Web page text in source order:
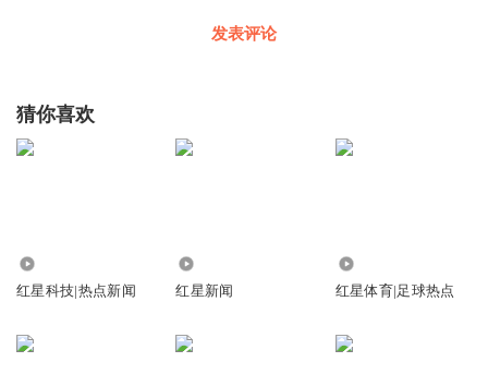
发表评论
猜你喜欢
红星科技|热点新闻 红星新闻 红星体育|足球热点